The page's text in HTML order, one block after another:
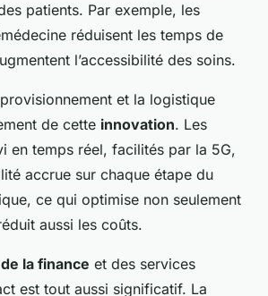
patients. Par exemple, les
réduisent les temps de
l’accessibilité des soins.
et la logistique
de cette innovation. Les
en temps réel, facilités par la 5G,
accrue sur chaque étape du
ce qui optimise non seulement
aussi les coûts.
la finance et des services
est tout aussi significatif. La